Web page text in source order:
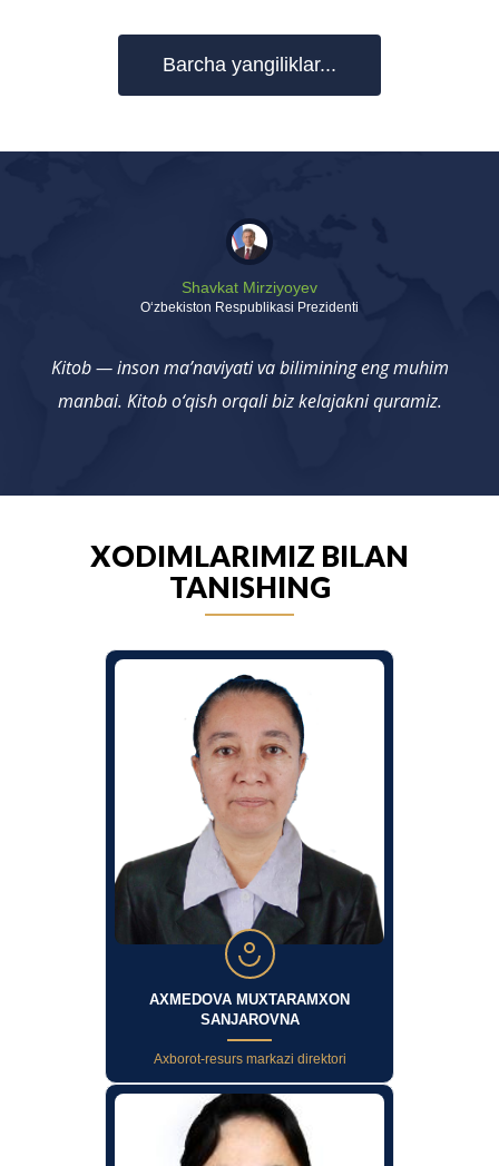
Barcha yangiliklar...
Shavkat Mirziyoyev
Oʻzbekiston Respublikasi Prezidenti
Kitob — inson ma’naviyati va bilimining eng muhim
manbai. Kitob o‘qish orqali biz kelajakni quramiz.
XODIMLARIMIZ BILAN
TANISHING
AXMEDOVA MUXTARAMXON
SANJAROVNA
Axborot-resurs markazi direktori